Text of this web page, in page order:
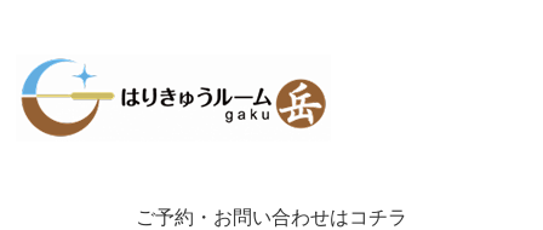
ご予約・お問い合わせはコチラ